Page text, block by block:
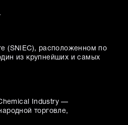
(SNIEC), расположенном по
из крупнейших и самых
Industry —
торговле,